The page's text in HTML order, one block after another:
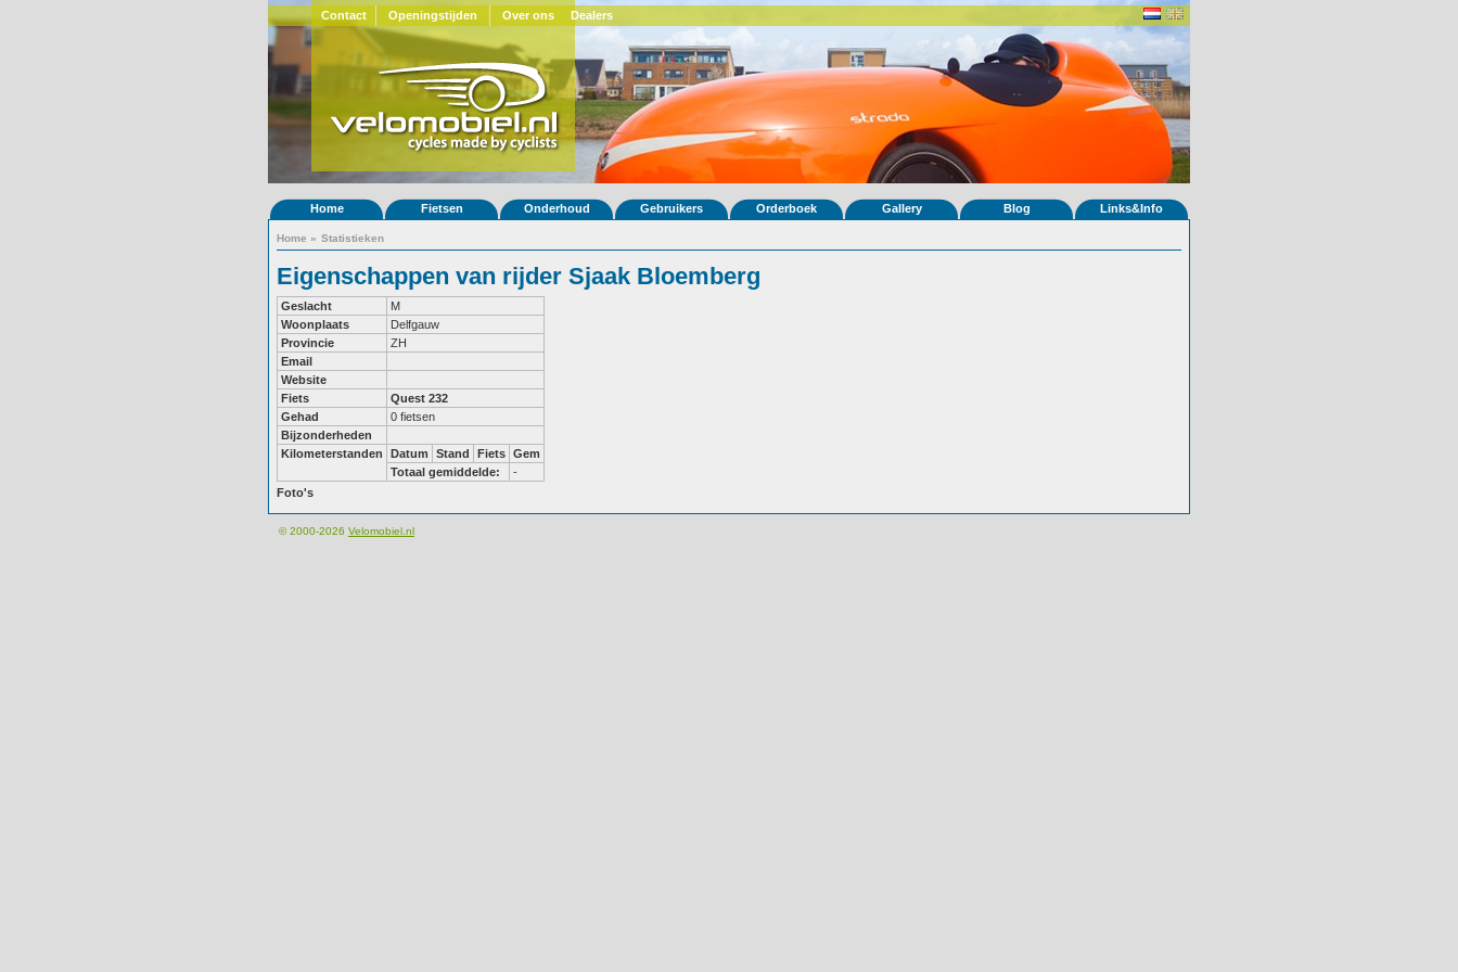
Contact Openingstijden Over ons Dealers
Home Fietsen Onderhoud Gebruikers Orderboek Gallery Blog Links&Info
Home » Statistieken
Eigenschappen van rijder Sjaak Bloemberg
Geslacht
M
Woonplaats
Delfgauw
Provincie
ZH
Email
Website
Fiets
Quest 232
Gehad
0 fietsen
Bijzonderheden
Kilometerstanden
Datum Stand Fiets Gem
Totaal gemiddelde:
-
Foto's
© 2000-2026 Velomobiel.nl